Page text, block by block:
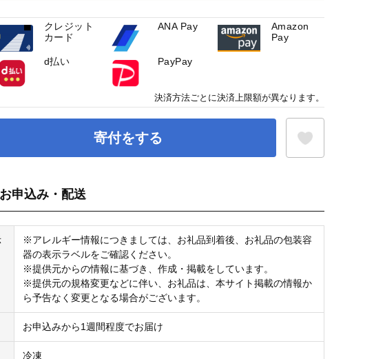
寄付をする
申込み・配送
※アレルギー情報につきましては、お礼品到着後、お礼品の包装容
器の表示ラベルをご確認ください。
※提供元からの情報に基づき、作成・掲載をしています。
※提供元の規格変更などに伴い、お礼品は、本サイト掲載の情報か
ら予告なく変更となる場合がございます。
お申込みから1週間程度でお届け
冷凍
クレジット
カード
ANA Pay
Amazon
Pay
d払い PayPay
決済方法ごとに決済上限額が異なります。